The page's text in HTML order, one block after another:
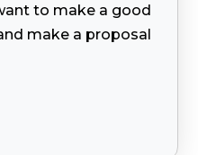
to make a good
make a proposal